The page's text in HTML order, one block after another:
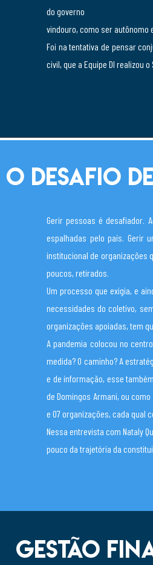
do governo
vindouro, como ser autônomo
Foi na tentativa de pensar
civil, que a Equipe DI realizou
O desafio
Gerir pessoas é desafiador.
espalhadas pelo país. Gerir
institucional de organizações
poucos, retirados.
Um processo que exigia, e
necessidades do coletivo,
organizações apoiadas, tem
A pandemia colocou no
medida? O caminho? A
e de informação, esse
de Domingos Armani, ou
e 07 organizações, cada qual
Nessa entrevista com Nataly
pouco da trajetória da
Gestão